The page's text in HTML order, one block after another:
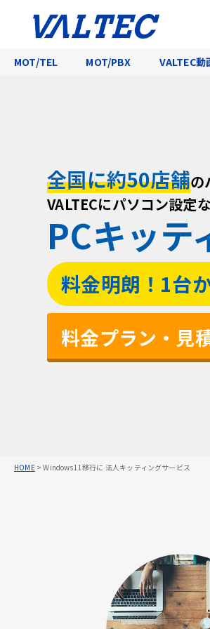
MOT/TEL MOT/PBX VALTEC動
HOME>Windows11移行に 法人キッティングサービス
全国に約50店舗の
VALTECにパソコン設定
PCキッテ
料金明朗！1台
料金プラン・見
全国に約50店舗の
VALTECにパソコン設定
PCキッテ
料金明朗！1台
料金プラン・見
全国に約50店舗の
VALTECにパソコン設定
PCキッテ
料金明朗！1台
料金プラン・見